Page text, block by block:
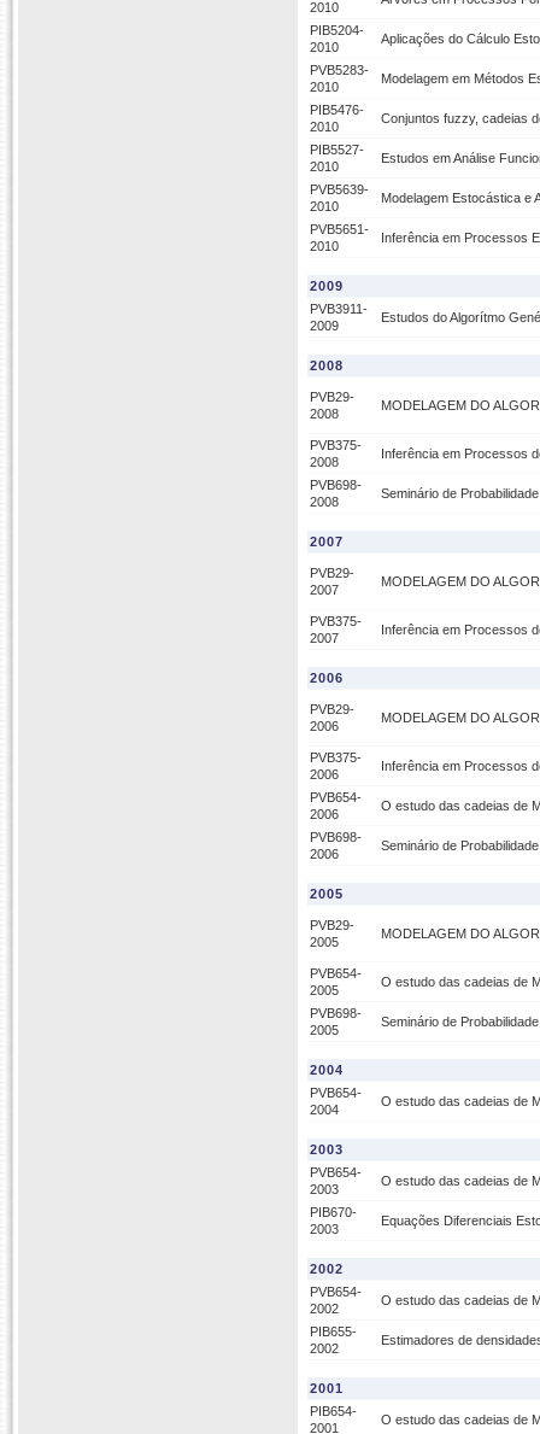
2010
PIB5204-
2010
Aplicações do Cálculo
PVB5283-
2010
Modelagem em Métodos
PIB5476-
2010
Conjuntos fuzzy, cadeias
PIB5527-
2010
Estudos em Análise
PVB5639-
2010
Modelagem Estocástica e
PVB5651-
2010
Inferência em Processos
2009
PVB3911-
2009
Estudos do Algorítmo
2008
PVB29-
2008
MODELAGEM DO
PVB375-
2008
Inferência em Processos
PVB698-
2008
Seminário de
2007
PVB29-
2007
MODELAGEM DO
PVB375-
2007
Inferência em Processos
2006
PVB29-
2006
MODELAGEM DO
PVB375-
2006
Inferência em Processos
PVB654-
2006
O estudo das cadeias de
PVB698-
2006
Seminário de
2005
PVB29-
2005
MODELAGEM DO
PVB654-
2005
O estudo das cadeias de
PVB698-
2005
Seminário de
2004
PVB654-
2004
O estudo das cadeias de
2003
PVB654-
2003
O estudo das cadeias de
PIB670-
2003
Equações Diferenciais
2002
PVB654-
2002
O estudo das cadeias de
PIB655-
2002
Estimadores de
2001
PIB654-
2001
O estudo das cadeias de